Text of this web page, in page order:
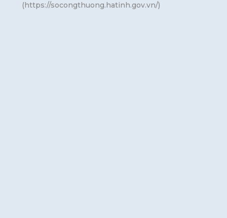
(https://socongthuong.hatinh.gov.vn/)